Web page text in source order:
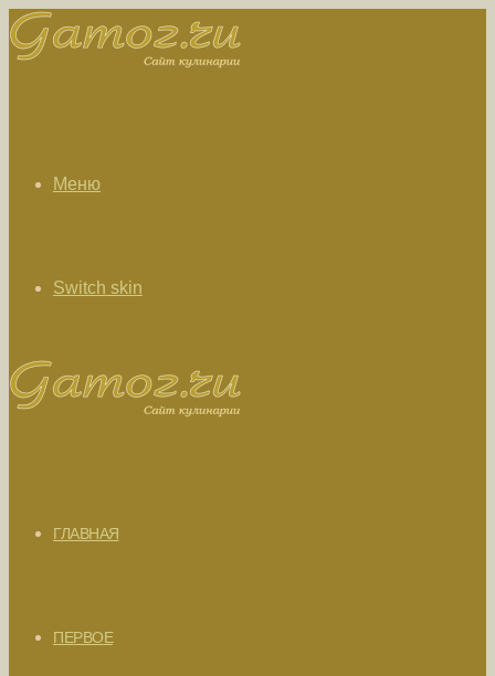
Меню
Switch skin
ГЛАВНАЯ
ПЕРВОЕ